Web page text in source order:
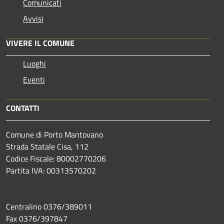
Comunicati
Avvisi
VIVERE IL COMUNE
Luoghi
Eventi
CONTATTI
Comune di Porto Mantovano
Strada Statale Cisa, 112
Codice Fiscale: 80002770206
Partita IVA: 00313570202
Centralino 0376/389011
Fax 0376/397847